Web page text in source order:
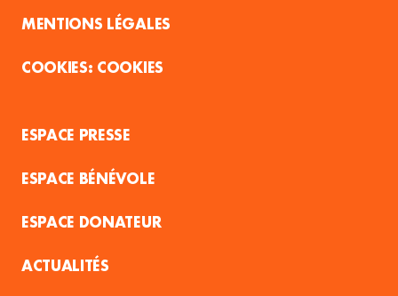
MENTIONS LÉGALES
COOKIES
ESPACE PRESSE
ESPACE BÉNÉVOLE
ESPACE DONATEUR
ACTUALITÉS